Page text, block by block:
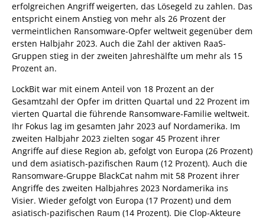
erfolgreichen Angriff weigerten, das Lösegeld zu zahlen. Das
entspricht einem Anstieg von mehr als 26 Prozent der
vermeintlichen Ransomware-Opfer weltweit gegenüber dem
ersten Halbjahr 2023. Auch die Zahl der aktiven RaaS-
Gruppen stieg in der zweiten Jahreshälfte um mehr als 15
Prozent an.
LockBit war mit einem Anteil von 18 Prozent an der
Gesamtzahl der Opfer im dritten Quartal und 22 Prozent im
vierten Quartal die führende Ransomware-Familie weltweit.
Ihr Fokus lag im gesamten Jahr 2023 auf Nordamerika. Im
zweiten Halbjahr 2023 zielten sogar 45 Prozent ihrer
Angriffe auf diese Region ab, gefolgt von Europa (26 Prozent)
und dem asiatisch-pazifischen Raum (12 Prozent). Auch die
Ransomware-Gruppe BlackCat nahm mit 58 Prozent ihrer
Angriffe des zweiten Halbjahres 2023 Nordamerika ins
Visier. Wieder gefolgt von Europa (17 Prozent) und dem
asiatisch-pazifischen Raum (14 Prozent). Die Clop-Akteure